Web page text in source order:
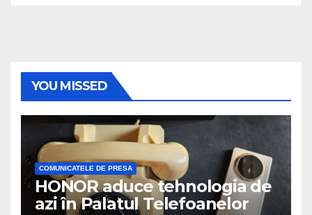
YOU MISSED
COMUNICATELE DE PRESA
HONOR aduce tehnologia de
azi în Palatul Telefoanelor